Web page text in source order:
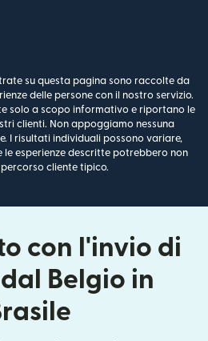
su questa pagina sono raccolte da
delle persone con il nostro servizio.
solo a scopo informativo e riportano le
clienti. Non appoggiamo nessuna
I risultati individuali possono variare,
le esperienze descritte potrebbero non
cliente tipico.
con l'invio di
Belgio in